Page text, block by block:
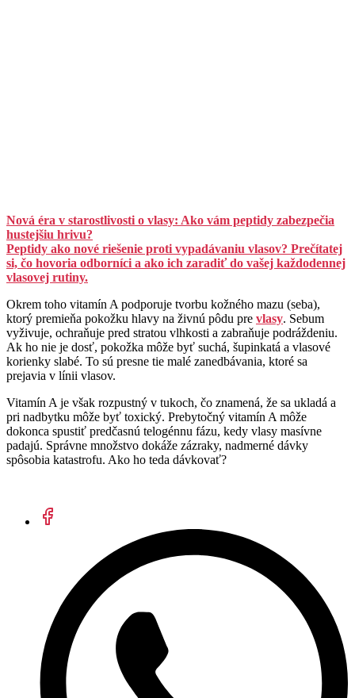
Nová éra v starostlivosti o vlasy: Ako vám peptidy zabezpečia
hustejšiu hrivu?
Peptidy ako nové riešenie proti vypadávaniu vlasov? Prečítatej
si, čo hovoria odborníci a ako ich zaradiť do vašej každodennej
vlasovej rutiny.
Okrem toho vitamín A podporuje tvorbu kožného mazu (seba),
ktorý premieňa pokožku hlavy na živnú pôdu pre vlasy. Sebum
vyživuje, ochraňuje pred stratou vlhkosti a zabraňuje podráždeniu.
Ak ho nie je dosť, pokožka môže byť suchá, šupinkatá a vlasové
korienky slabé. To sú presne tie malé zanedbávania, ktoré sa
prejavia v línii vlasov.
Vitamín A je však rozpustný v tukoch, čo znamená, že sa ukladá a
pri nadbytku môže byť toxický. Prebytočný vitamín A môže
dokonca spustiť predčasnú telogénnu fázu, kedy vlasy masívne
padajú. Správne množstvo dokáže zázraky, nadmerné dávky
spôsobia katastrofu. Ako ho teda dávkovať?